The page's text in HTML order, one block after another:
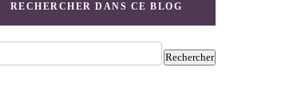
RECHERCHER DANS CE BLOG